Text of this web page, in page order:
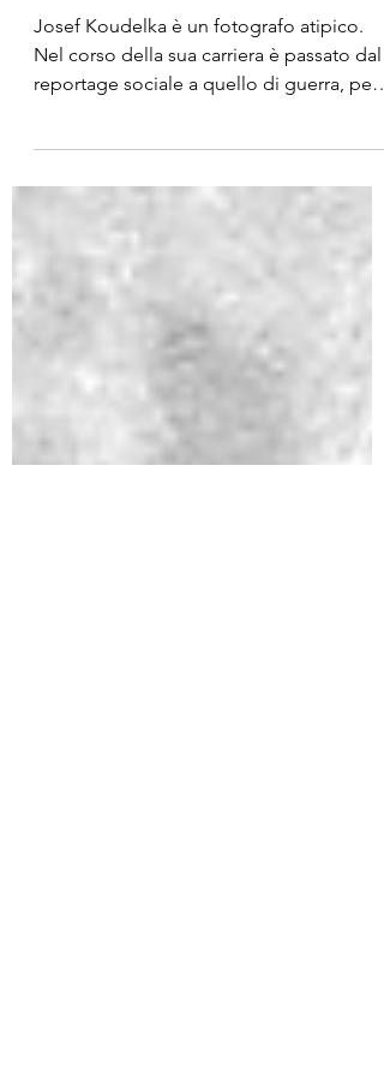
Josef Koudelka. Animo
praghese, vita da
Josef Koudelka è un fotografo atipico.
Nel corso della sua carriera è passato dal
reportage sociale a quello di guerra, per
approdare...